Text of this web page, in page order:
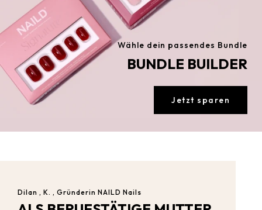
Wähle dein passendes Bundle
BUNDLE BUILDER
Jetzt sparen
Dilan , K. , Gründerin NAILD Nails